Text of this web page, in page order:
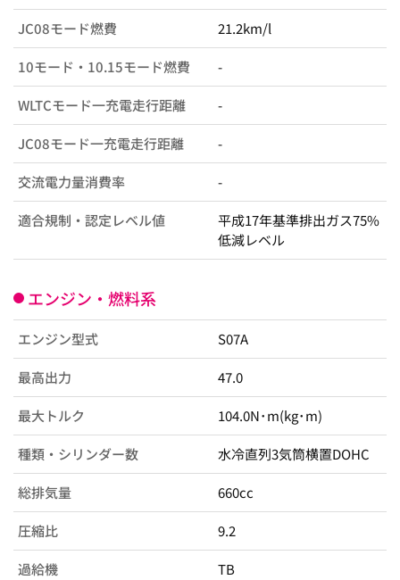
JC08モード燃費 21.2km/l
10モード・10.15モード燃費 -
WLTCモード一充電走行距離 -
JC08モード一充電走行距離 -
交流電力量消費率 -
適合規制・認定レベル値
平成17年基準排出ガス75%
低減レベル
エンジン・燃料系
エンジン型式 S07A
最高出力 47.0
最大トルク 104.0N･m(kg･m)
種類・シリンダー数 水冷直列3気筒横置DOHC
総排気量 660cc
圧縮比 9.2
過給機 TB